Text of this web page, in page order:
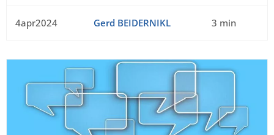
4apr2024 Gerd BEIDERNIKL 3 min